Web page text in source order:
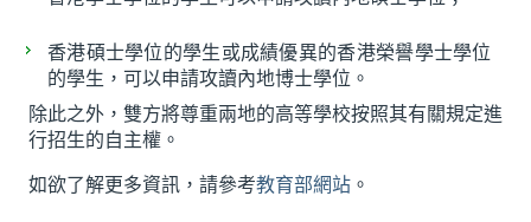
香港碩士學位的學生或成績優異的香港榮譽學士學位
的學生，可以申請攻讀內地博士學位。
除此之外，雙方將尊重兩地的高等學校按照其有關規定進
行招生的自主權。
如欲了解更多資訊，請參考教育部網站。